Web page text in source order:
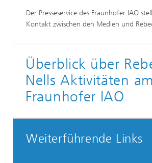
Der Presseservice des Fraunhofer IAO
Kontakt zwischen den Medien und
Überblick über
Nells Aktivitäten am
Fraunhofer IAO
Weiterführende Links